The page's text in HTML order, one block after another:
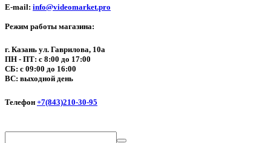
E-mail: info@videomarket.pro
Режим работы магазина:
г. Казань ул. Гаврилова, 10а
ПН - ПТ: с 8:00 до 17:00
СБ: с 09:00 до 16:00
ВС: выходной день
Телефон +7(843)210-30-95